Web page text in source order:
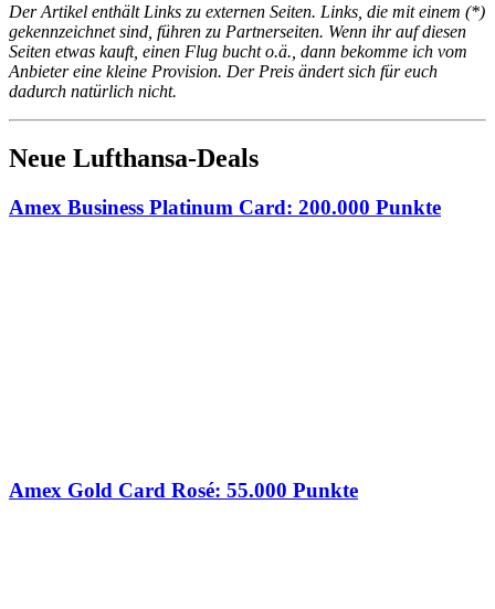
Der Artikel enthält Links zu externen Seiten. Links, die mit einem (*)
gekennzeichnet sind, führen zu Partnerseiten. Wenn ihr auf diesen
Seiten etwas kauft, einen Flug bucht o.ä., dann bekomme ich vom
Anbieter eine kleine Provision. Der Preis ändert sich für euch
dadurch natürlich nicht.
Neue Lufthansa-Deals
Amex Business Platinum Card: 200.000 Punkte
Amex Gold Card Rosé: 55.000 Punkte